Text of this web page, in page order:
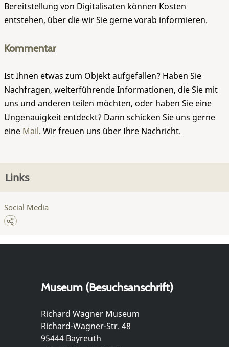
Bereitstellung von Digitalisaten können Kosten
entstehen, über die wir Sie gerne vorab informieren.
Kommentar
Ist Ihnen etwas zum Objekt aufgefallen? Haben Sie
Nachfragen, weiterführende Informationen, die Sie mit
uns und anderen teilen möchten, oder haben Sie eine
Ungenauigkeit entdeckt? Dann schicken Sie uns gerne
eine Mail. Wir freuen uns über Ihre Nachricht.
Links
Social Media
Museum (Besuchsanschrift)
Richard Wagner Museum
Richard-Wagner-Str. 48
95444 Bayreuth